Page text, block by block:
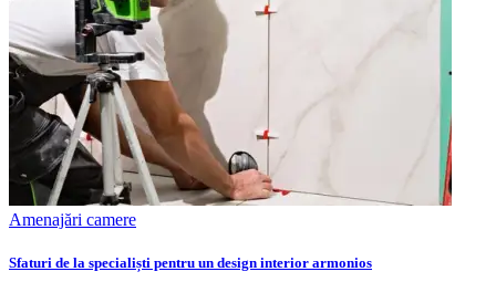
Amenajări camere
Sfaturi de la specialiști pentru un design interior armonios